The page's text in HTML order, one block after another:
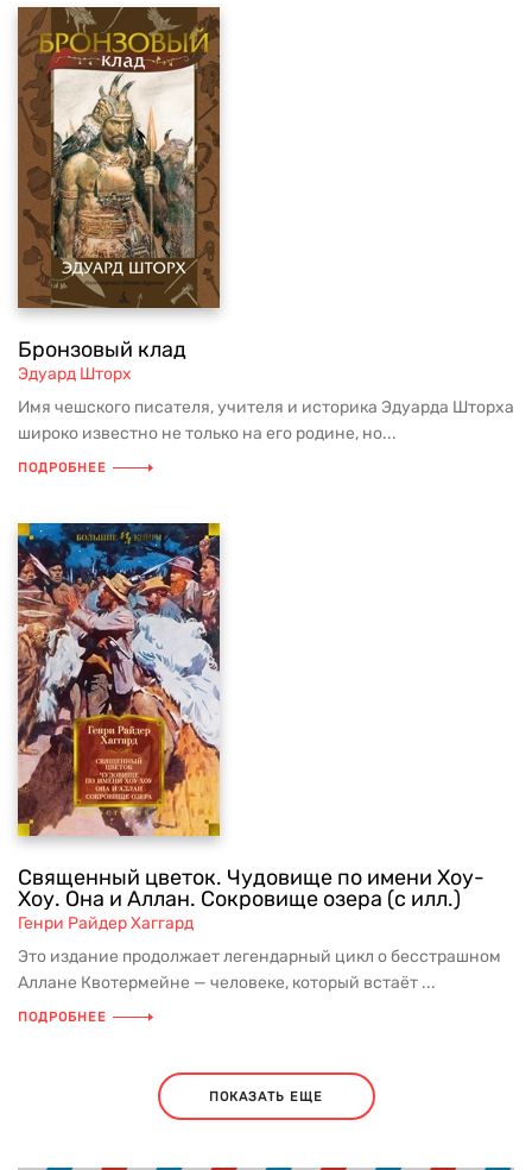
Бронзовый клад
Эдуард Шторх
Имя чешского писателя, учителя и историка Эдуарда Шторха
широко известно не только на его родине, но...
ПОДРОБНЕЕ
Священный цветок. Чудовище по имени Хоу-
Хоу. Она и Аллан. Сокровище озера (с илл.)
Генри Райдер Хаггард
Это издание продолжает легендарный цикл о бесстрашном
Аллане Квотермейне — человеке, который встаёт ...
ПОДРОБНЕЕ
ПОКАЗАТЬ ЕЩЕ